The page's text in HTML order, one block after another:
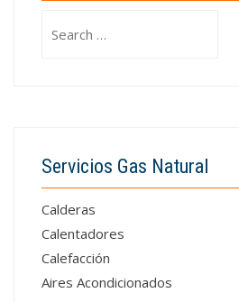
for:
Servicios Gas Natural
Calderas
Calentadores
Calefacción
Aires Acondicionados